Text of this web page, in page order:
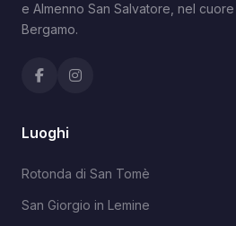
e Almenno San Salvatore, nel
Bergamo.
Luoghi
Rotonda di San Tomè
San Giorgio in Lemine